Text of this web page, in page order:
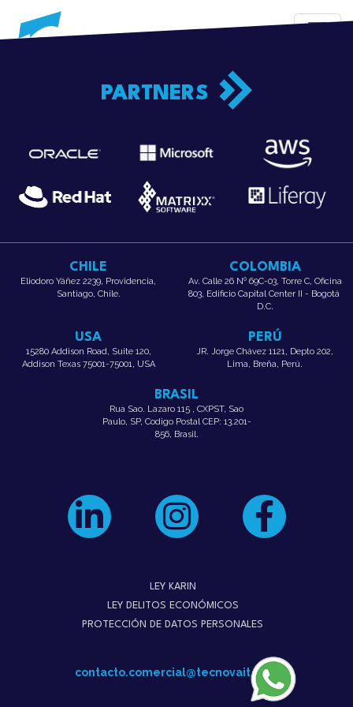
PARTNERS
CHILE
Eliodoro Yáñez 2239, Providencia,
Santiago, Chile.
COLOMBIA
Av. Calle 26 Nº 69C-03, Torre C, Oficina
803, Edificio Capital Center II - Bogotá
D.C.
USA
15280 Addison Road, Suite 120,
Addison Texas 75001-75001, USA
PERÚ
JR. Jorge Chávez 1121, Depto 202,
Lima, Breña, Perú.
BRASIL
Rua Sao. Lazaro 115 , CXPST, Sao
Paulo, SP, Codigo Postal CEP: 13.201-
856, Brasil.
LEY KARIN
LEY DELITOS ECONÓMICOS
PROTECCIÓN DE DATOS PERSONALES
contacto.comercial@tecnovait.com